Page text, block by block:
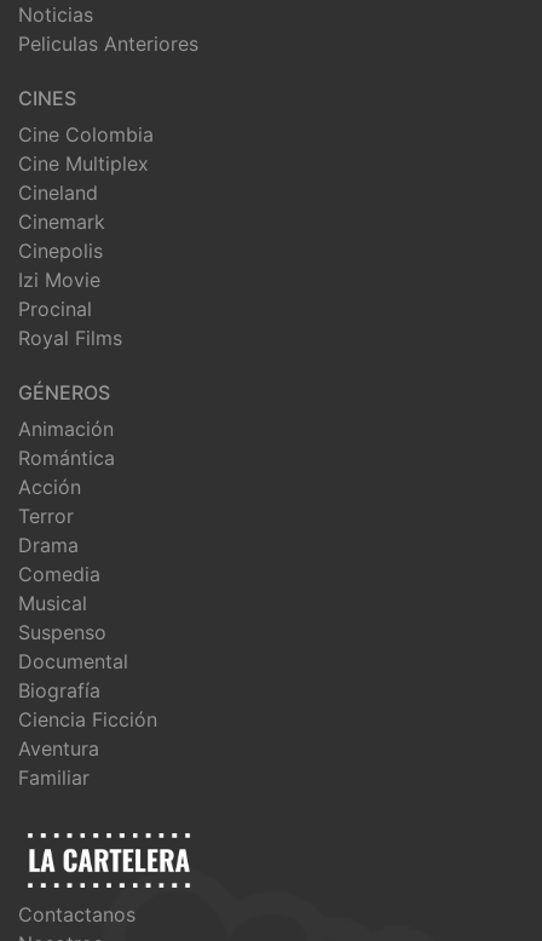
Noticias
Peliculas Anteriores
CINES
Cine Colombia
Cine Multiplex
Cineland
Cinemark
Cinepolis
Izi Movie
Procinal
Royal Films
GÉNEROS
Animación
Romántica
Acción
Terror
Drama
Comedia
Musical
Suspenso
Documental
Biografía
Ciencia Ficción
Aventura
Familiar
Contactanos